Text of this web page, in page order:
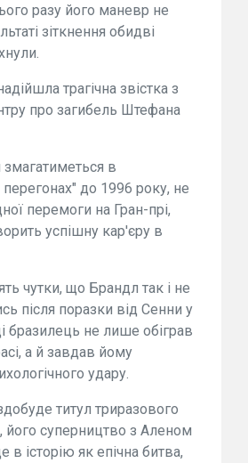
разу його маневр не
зіткнення обидві
трагічна звістка з
про загибель Штефана
в
до 1996 року, не
перемоги на Гран-прі,
успішну кар'єру в
чутки, що Брандл так і не
після поразки від Сенни у
бразилець не лише обіграв
а й завдав йому
удару.
титул триразового
його суперництво з Аленом
в історію як епічна битва,